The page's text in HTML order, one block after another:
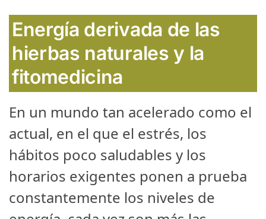
Energía derivada de las
hierbas naturales y la
fitomedicina
En un mundo tan acelerado como el
actual, en el que el estrés, los
hábitos poco saludables y los
horarios exigentes ponen a prueba
constantemente los niveles de